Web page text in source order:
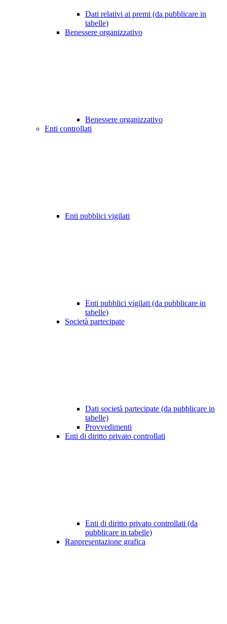
Dati relativi ai premi (da pubblicare in
tabelle)
Benessere organizzativo
Benessere organizzativo
Enti controllati
Enti pubblici vigilati
Enti pubblici vigilati (da pubblicare in
tabelle)
Società partecipate
Dati società partecipate (da pubblicare in
tabelle)
Provvedimenti
Enti di diritto privato controllati
Enti di diritto privato controllati (da
pubblicare in tabelle)
Rappresentazione grafica